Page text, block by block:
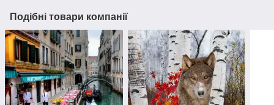
Подібні товари компанії